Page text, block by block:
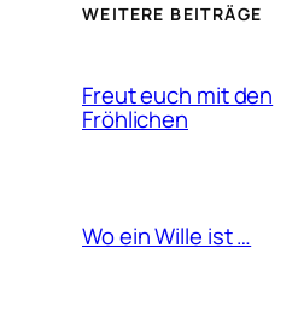
WEITERE BEITRÄGE
Freut euch mit den
Fröhlichen
Wo ein Wille ist …